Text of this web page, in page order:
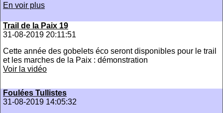
En voir plus
Trail de la Paix 19
31-08-2019 20:11:51
Cette année des gobelets éco seront disponibles pour le trail
et les marches de la Paix : démonstration
Voir la vidéo
Foulées Tullistes
31-08-2019 14:05:32